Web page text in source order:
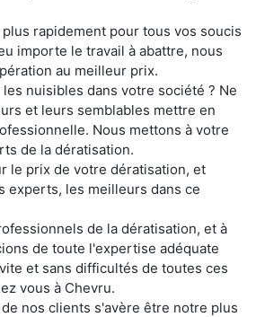
rapidement pour tous vos soucis
importe le travail à abattre, nous
au meilleur prix.
nuisibles dans votre société ? Ne
et leurs semblables mettre en
Nous mettons à votre
de la dératisation.
le prix de votre dératisation, et
experts, les meilleurs dans ce
de la dératisation, et à
de toute l'expertise adéquate
et sans difficultés de toutes ces
vous à Chevru.
nos clients s'avère être notre plus